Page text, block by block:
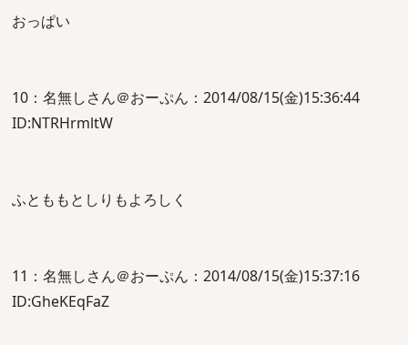
おっぱい
10：名無しさん＠おーぷん：2014/08/15(金)15:36:44
ID:NTRHrmltW
ふとももとしりもよろしく
11：名無しさん＠おーぷん：2014/08/15(金)15:37:16
ID:GheKEqFaZ